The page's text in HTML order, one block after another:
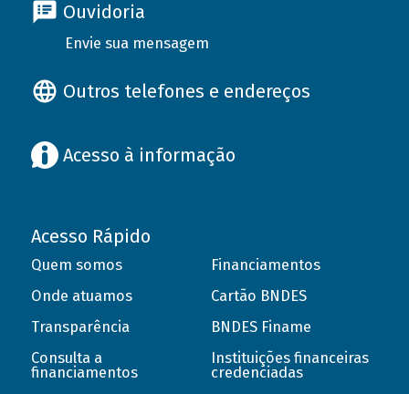
Ouvidoria
Envie sua mensagem
Outros telefones e endereços
Acesso à informação
Acesso Rápido
Quem somos
Onde atuamos
Transparência
Consulta a
financiamentos
Financiamentos
Cartão BNDES
BNDES Finame
Instituições financeiras
credenciadas